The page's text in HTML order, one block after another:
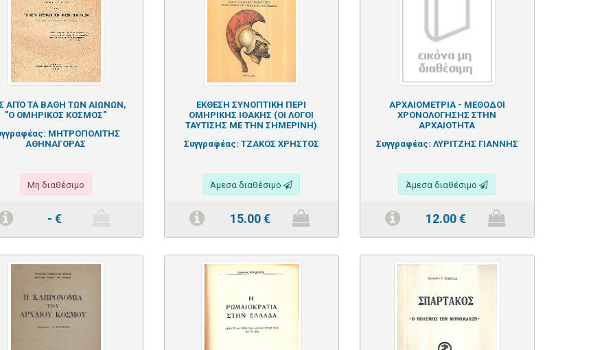
ΑΠΌ ΤΑ ΒΑΘΗ ΤΩΝ ΑΙΩΝΩΝ,
"Ο ΟΜΗΡΙΚΟΣ ΚΟΣΜΟΣ"
ΜΗΤΡΟΠΟΛΙΤΗΣ
ΑΘΗΝΑΓΟΡΑΣ
Μη διαθέσιμο
- €
ΕΚΘΕΣΗ ΣΥΝΟΠΤΙΚΗ ΠΕΡΙ
ΟΜΗΡΙΚΗΣ ΙΘΑΚΗΣ (ΟΙ ΛΟΓΟΙ
ΤΑΥΤΙΣΗΣ ΜΕ ΤΗΝ ΣΗΜΕΡΙΝΗ)
Συγγραφέας: ΤΖΑΚΟΣ ΧΡΗΣΤΟΣ
Άμεσα διαθέσιμο
15.00€
ΑΡΧΑΙΟΜΕΤΡΙΑ - ΜΕΘΟΔΟΙ
ΧΡΟΝΟΛΟΓΗΣΗΣ ΣΤΗΝ
ΑΡΧΑΙΟΤΗΤΑ
Συγγραφέας: ΛΥΡΙΤΖΗΣ ΓΙΑΝΝΗΣ
Άμεσα διαθέσιμο
12.00€